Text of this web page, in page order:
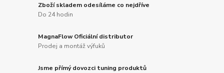
Zboží skladem odesíláme co nejdříve
Do 24 hodin
MagnaFlow Oficiální distributor
Prodej a montáž výfuků
Jsme přímý dovozci tuning produktů